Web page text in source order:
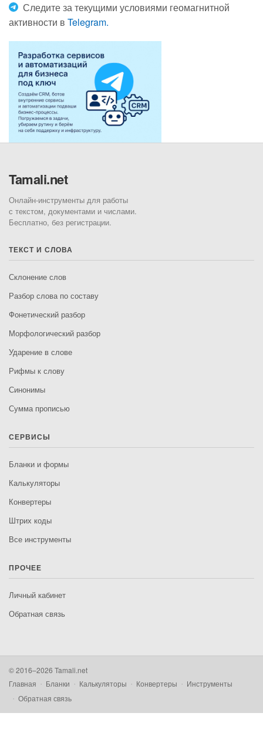
Следите за текущими условиями геомагнитной
активности в Telegram.
Tamali.net
Онлайн-инструменты для работы
с текстом, документами и числами.
Бесплатно, без регистрации.
ТЕКСТ И СЛОВА
Склонение слов
Разбор слова по составу
Фонетический разбор
Морфологический разбор
Ударение в слове
Рифмы к слову
Синонимы
Сумма прописью
СЕРВИСЫ
Бланки и формы
Калькуляторы
Конвертеры
Штрих коды
Все инструменты
ПРОЧЕЕ
Личный кабинет
Обратная связь
© 2016–2026 Tamali.net
Главная
Бланки Калькуляторы Конвертеры
Инструменты
Обратная связь